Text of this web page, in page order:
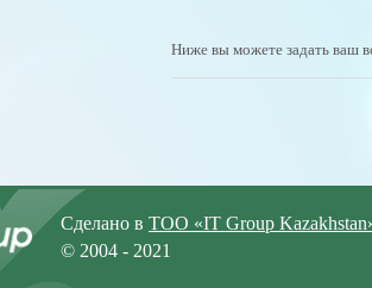
Ниже вы можете задать ваш
Сделано в ТОО «IT Group
© 2004 - 2021